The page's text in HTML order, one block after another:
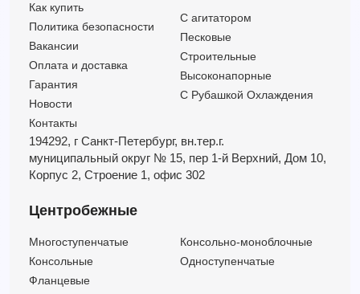
Как купить
Политика безопасности
Вакансии
Оплата и доставка
Гарантия
Новости
Контакты
C агитатором
Песковые
Строительные
Высоконапорные
С Рубашкой Охлаждения
194292, г Санкт-Петербург, вн.тер.г.
муниципальный округ № 15, пер 1-й Верхний, Дом 10,
Корпус 2, Строение 1, офис 302
Центробежные
Многоступенчатые
Консольно-моноблочные
Консольные
Одноступенчатые
Фланцевые